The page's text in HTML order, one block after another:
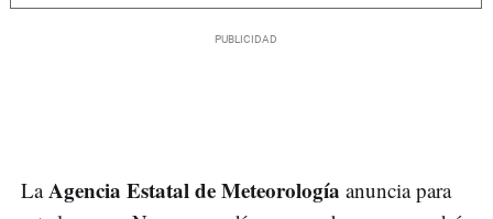
LaAgencia Estatal de Meteorología anuncia para